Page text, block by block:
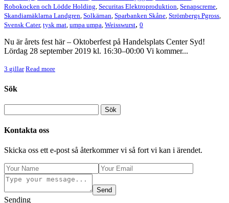
Robokocken och Lödde Holding, Securitas Elektroproduktion, Senapscreme,
Skandiamäklarna Landgren, Solkärnan, Sparbanken Skåne, Strömbergs Pgross,
Svensk Cater, tysk mat, umpa umpa, Weisswurst, 0
Nu är årets fest här – Oktoberfest på Handelsplats Center Syd!
Lördag 28 september 2019 kl. 16:30–00:00 Vi kommer...
3 gillar Read more
Sök
Kontakta oss
Skicka oss ett e-post så återkommer vi så fort vi kan i ärendet.
Send
Sending